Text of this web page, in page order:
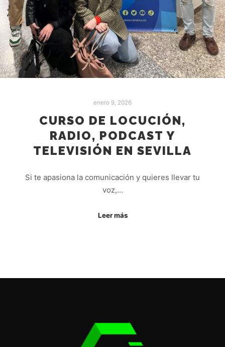
enero 9, 2026
CURSO DE LOCUCIÓN,
RADIO, PODCAST Y
TELEVISIÓN EN SEVILLA
Si te apasiona la comunicación y quieres llevar tu
voz,…
Leer más